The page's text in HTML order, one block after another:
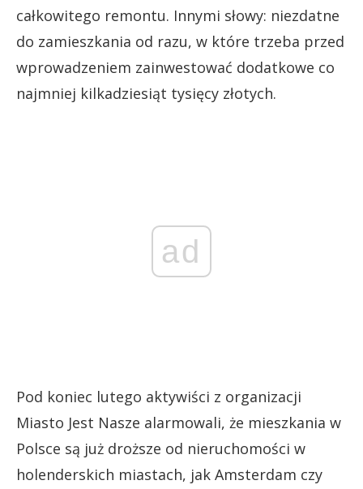
całkowitego remontu. Innymi słowy: niezdatne
do zamieszkania od razu, w które trzeba przed
wprowadzeniem zainwestować dodatkowe co
najmniej kilkadziesiąt tysięcy złotych.
ad
Pod koniec lutego aktywiści z organizacji
Miasto Jest Nasze alarmowali, że mieszkania w
Polsce są już droższe od nieruchomości w
holenderskich miastach, jak Amsterdam czy